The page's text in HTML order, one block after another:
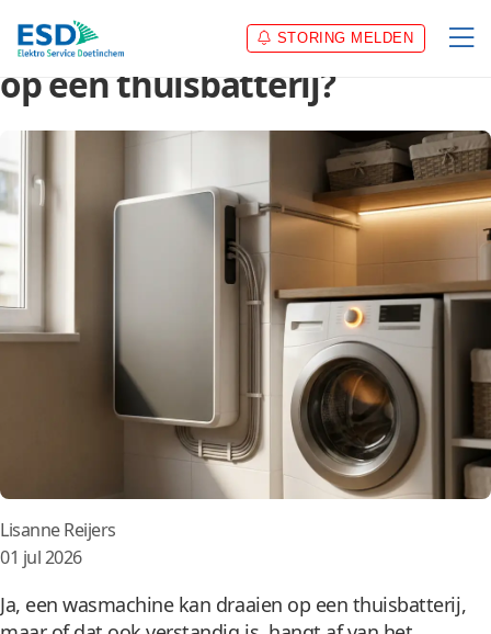
STORING MELDEN
Kan een wasmachine draaien
op een thuisbatterij?
Posted
by:
Lisanne Reijers
01 jul 2026
Ja, een wasmachine kan draaien op een thuisbatterij,